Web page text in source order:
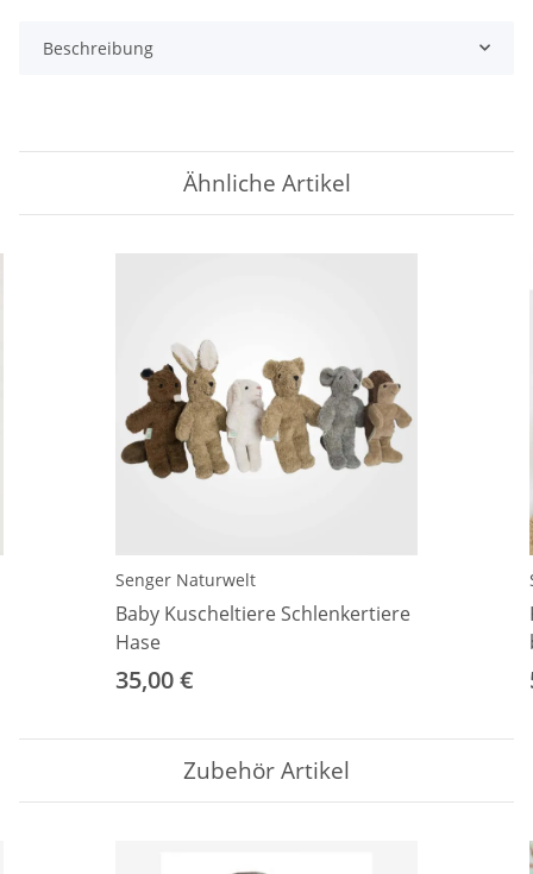
Beschreibung
Ähnliche Artikel
Senger Naturwelt
Baby Kuscheltiere Schlenkertiere
Hase
35,00 €
Zubehör Artikel